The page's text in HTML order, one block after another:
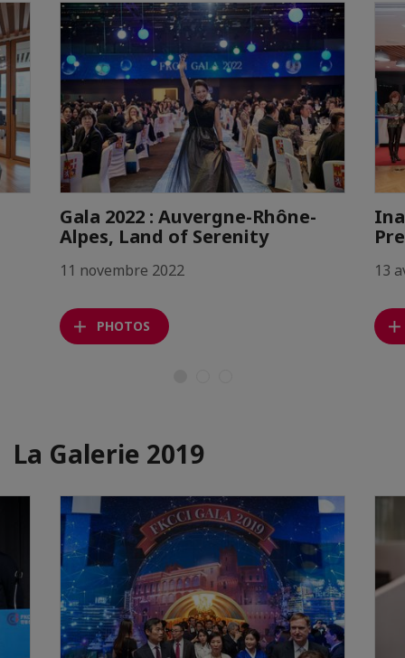
Gala 2022 : Auvergne-Rhône-
Alpes, Land of Serenity
11 novembre 2022
PHOTOS
13
La Galerie 2019